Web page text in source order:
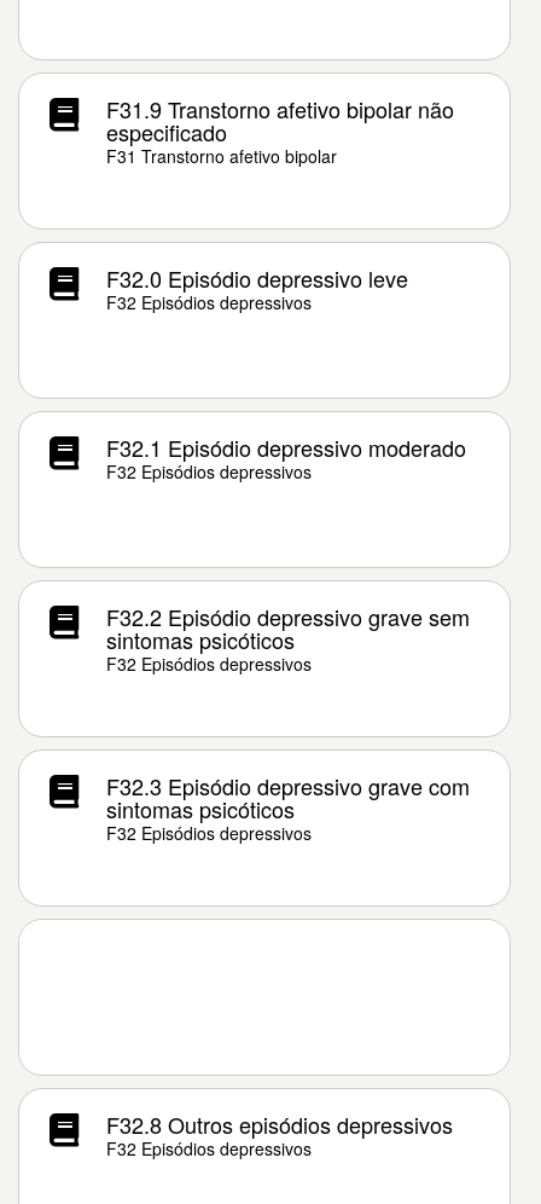
F31.9 Transtorno afetivo bipolar não
especificado
F31 Transtorno afetivo bipolar
F32.0 Episódio depressivo leve
F32 Episódios depressivos
F32.1 Episódio depressivo moderado
F32 Episódios depressivos
F32.2 Episódio depressivo grave sem
sintomas psicóticos
F32 Episódios depressivos
F32.3 Episódio depressivo grave com
sintomas psicóticos
F32 Episódios depressivos
F32.8 Outros episódios depressivos
F32 Episódios depressivos